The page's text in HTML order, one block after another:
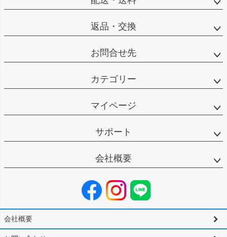
返品・交換
お問合せ先
カテゴリー
マイページ
サポート
会社概要
会社概要